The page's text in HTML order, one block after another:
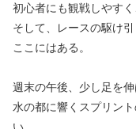
初心者にも観戦しやす
そして、レースの駆け
ここにはある。
週末の午後、少し足を伸
水の都に響くスプリン
い。